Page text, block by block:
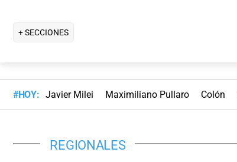
+ SECCIONES
#HOY: Javier Milei Maximiliano Pullaro Colón
REGIONALES